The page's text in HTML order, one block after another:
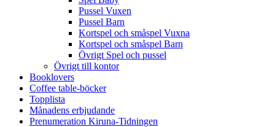
Pussel Vuxen
Pussel Barn
Kortspel och småspel Vuxna
Kortspel och småspel Barn
Övrigt Spel och pussel
Övrigt till kontor
Booklovers
Coffee table-böcker
Topplista
Månadens erbjudande
Prenumeration Kiruna-Tidningen